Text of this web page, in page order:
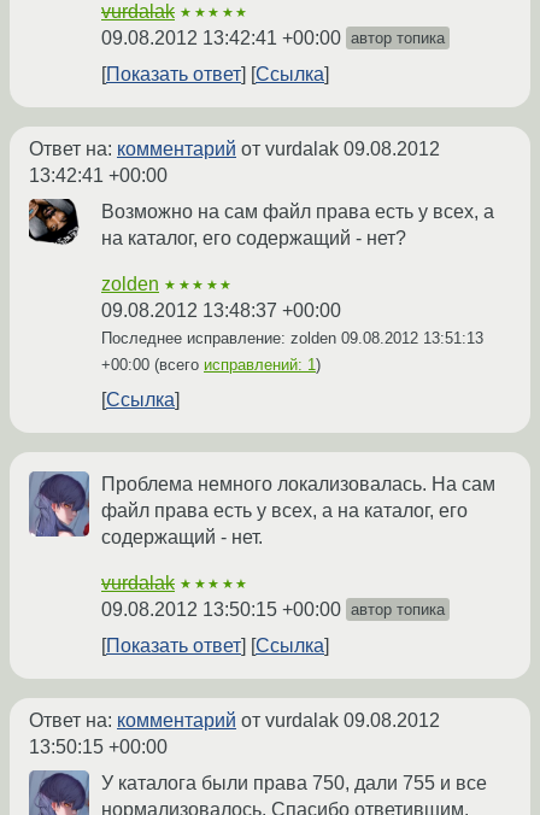
vurdalak ★★★★★
09.08.2012 13:42:41 +00:00 автор топика
Показать ответ Ссылка
Ответ на: комментарий от vurdalak 09.08.2012
13:42:41 +00:00
Возможно на сам файл права есть у всех, а
на каталог, его содержащий - нет?
zolden ★★★★★
09.08.2012 13:48:37 +00:00
Последнее исправление: zolden 09.08.2012 13:51:13
+00:00 (всего исправлений: 1)
Ссылка
Проблема немного локализовалась. На сам
файл права есть у всех, а на каталог, его
содержащий - нет.
vurdalak ★★★★★
09.08.2012 13:50:15 +00:00 автор топика
Показать ответ Ссылка
Ответ на: комментарий от vurdalak 09.08.2012
13:50:15 +00:00
У каталога были права 750, дали 755 и все
нормализовалось. Спасибо ответившим.